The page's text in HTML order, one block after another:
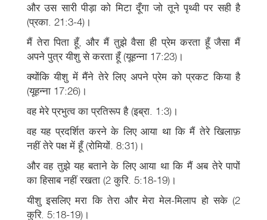
और उस सारी पीड़ा को मिटा दूँगा जो तूने पृथ्वी पर सही है
(प्रका. 21:3-4)।
मैं तेरा पिता हूँ, और मैं तुझे वैसा ही प्रेम करता हूँ जैसा मैं
अपने पुत्र यीशु से करता हूँ (यूहन्ना 17:23)।
क्योंकि यीशु में मैंने तेरे लिए अपने प्रेम को प्रकट किया है
(यूहन्ना 17:26)।
वह मेरे प्रभुत्व का प्रतिरूप है (इब्रा. 1:3)।
वह यह प्रदर्शित करने के लिए आया था कि मैं तेरे खिलाफ़
नहीं तेरे पक्ष में हूँ (रोमियों. 8:31)।
और वह तुझे यह बताने के लिए आया था कि मैं अब तेरे पापों
का हिसाब नहीं रखता (2 कुरि. 5:18-19)।
यीशु इसलिए मरा कि तेरा और मेरा मेल-मिलाप हो सके (2
कुरि. 5:18-19)।